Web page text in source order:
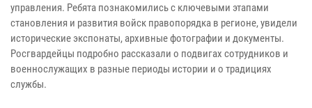
управления. Ребята познакомились с ключевыми этапами
становления и развития войск правопорядка в регионе, увидели
исторические экспонаты, архивные фотографии и документы.
Росгвардейцы подробно рассказали о подвигах сотрудников и
военнослужащих в разные периоды истории и о традициях
службы.